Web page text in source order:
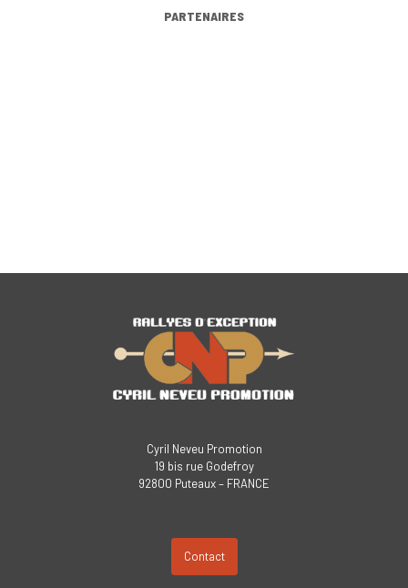
PARTENAIRES
Cyril Neveu Promotion
19 bis rue Godefroy
92800 Puteaux – FRANCE
Contact